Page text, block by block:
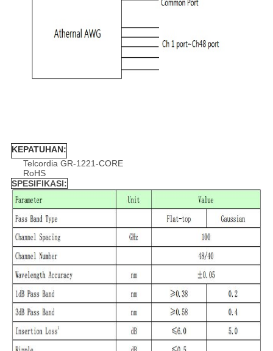
KEPATUHAN:
Telcordia GR-1221-CORE
RoHS
SPESIFIKASI: